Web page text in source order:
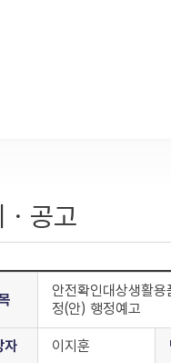
공고
안전확인대상생활
정(안) 행정예고
자 이지훈